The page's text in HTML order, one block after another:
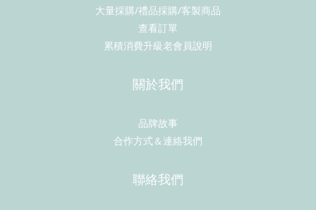
大量採購/禮品採購/客製商品
查看訂單
累積消費升級老會員說明
關於我們
品牌故事
合作方式＆連絡我們
聯絡我們